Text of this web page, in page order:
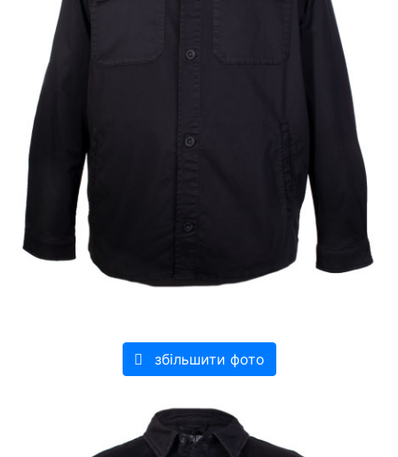
збільшити фото